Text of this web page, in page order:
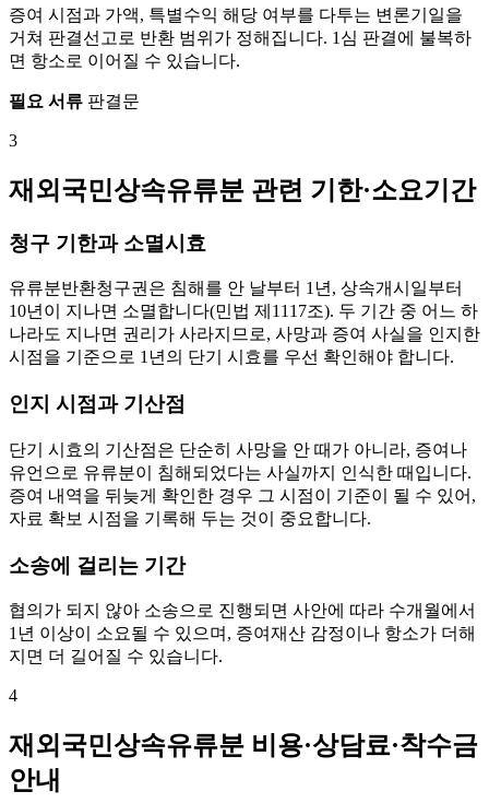
증여 시점과 가액, 특별수익 해당 여부를 다투는 변론기일을
거쳐 판결선고로 반환 범위가 정해집니다. 1심 판결에 불복하
면 항소로 이어질 수 있습니다.
필요 서류 판결문
3
재외국민상속유류분 관련 기한·소요기간
청구 기한과 소멸시효
유류분반환청구권은 침해를 안 날부터 1년, 상속개시일부터
10년이 지나면 소멸합니다(민법 제1117조). 두 기간 중 어느 하
나라도 지나면 권리가 사라지므로, 사망과 증여 사실을 인지한
시점을 기준으로 1년의 단기 시효를 우선 확인해야 합니다.
인지 시점과 기산점
단기 시효의 기산점은 단순히 사망을 안 때가 아니라, 증여나
유언으로 유류분이 침해되었다는 사실까지 인식한 때입니다.
증여 내역을 뒤늦게 확인한 경우 그 시점이 기준이 될 수 있어,
자료 확보 시점을 기록해 두는 것이 중요합니다.
소송에 걸리는 기간
협의가 되지 않아 소송으로 진행되면 사안에 따라 수개월에서
1년 이상이 소요될 수 있으며, 증여재산 감정이나 항소가 더해
지면 더 길어질 수 있습니다.
4
재외국민상속유류분 비용·상담료·착수금
안내